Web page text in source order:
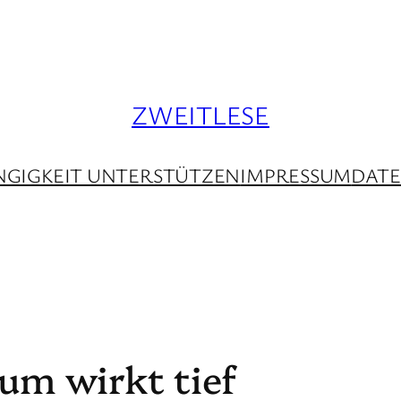
ZWEITLESE
UNTERSTÜTZENIMPRESSUM
wirkt tief